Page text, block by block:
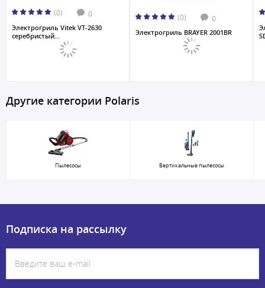
(0) 0
Электрогриль Vitek VT-2630
cеребристый...
(0) 0
Электрогриль BRAYER 2001BR
Другие категории Polaris
Пылесосы Вертикальные пылесосы
Подписка на рассылку